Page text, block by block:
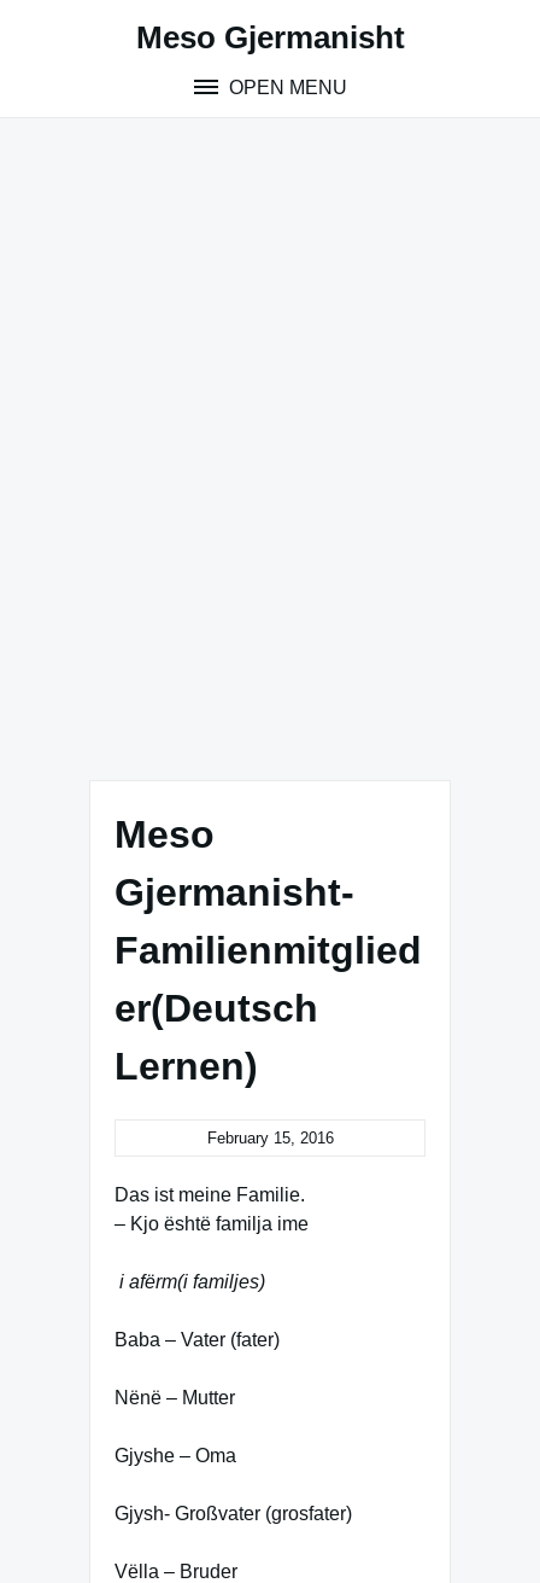
Meso Gjermanisht
OPEN MENU
Meso
Gjermanisht-
Familienmitglied
er(Deutsch
Lernen)
February 15, 2016
Das ist meine Familie.
– Kjo është familja ime
i afërm(i familjes)
Baba – Vater (fater)
Nënë – Mutter
Gjyshe – Oma
Gjysh- Großvater (grosfater)
Vëlla – Bruder